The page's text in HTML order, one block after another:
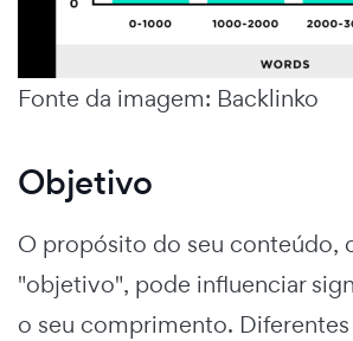
Fonte da imagem: Backlinko
Objetivo
O propósito do seu conteúdo,
"objetivo", pode influenciar
o seu comprimento.